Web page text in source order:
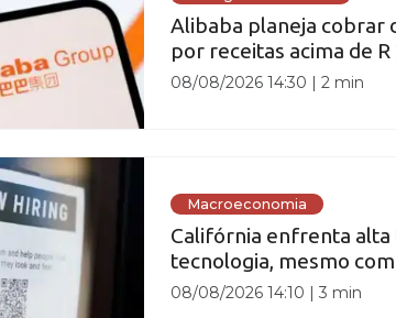
Alibaba planeja cobrar
por receitas acima de
08/08/2026 14:30 |2 min
Macroeconomia
Califórnia enfrenta
tecnologia, mesmo
08/08/2026 14:10 |3 min